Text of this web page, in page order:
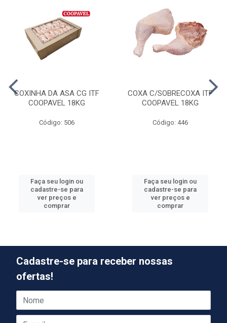
COXINHA DA ASA CG ITF
COOPAVEL 18KG
Código: 506
Faça seu login ou
cadastre-se para
ver preços e
comprar
COXA C/SOBRECOXA ITF
COOPAVEL 18KG
Código: 446
Faça seu login ou
cadastre-se para
ver preços e
comprar
Cadastre-se para receber nossas
ofertas!